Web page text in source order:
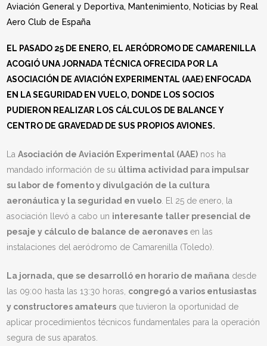
Aviación General y Deportiva, Mantenimiento, Noticias by Real
Aero Club de España
EL PASADO 25 DE ENERO, EL AERÓDROMO DE CAMARENILLA
ACOGIÓ UNA JORNADA TÉCNICA OFRECIDA POR LA
ASOCIACIÓN DE AVIACIÓN EXPERIMENTAL (AAE) ENFOCADA
EN LA SEGURIDAD EN VUELO, DONDE LOS SOCIOS
PUDIERON REALIZAR LOS CÁLCULOS DE BALANCE Y
CENTRO DE GRAVEDAD DE SUS PROPIOS AVIONES.
LaAsociación de Aviación Experimental (AAE) nos ha
mandado información de su última actividad para impulsar
su labor de fomento y divulgación de la cultura
aeronáutica y la seguridad en vuelo . El 25 de enero, la
asociación llevó a cabo un interesante taller presencial de
pesaje y cálculo de balance de aeronaves en las
instalaciones del aeródromo de Camarenilla (Toledo).
La jornada, que se desarrolló en horario de mañana desde
las 09:00 hasta las 13:30 horas, congregó a varios entusiastas
y constructores amateurs que tuvieron la oportunidad de
aplicar procedimientos técnicos fundamentales para la operación
segura de sus aparatos.